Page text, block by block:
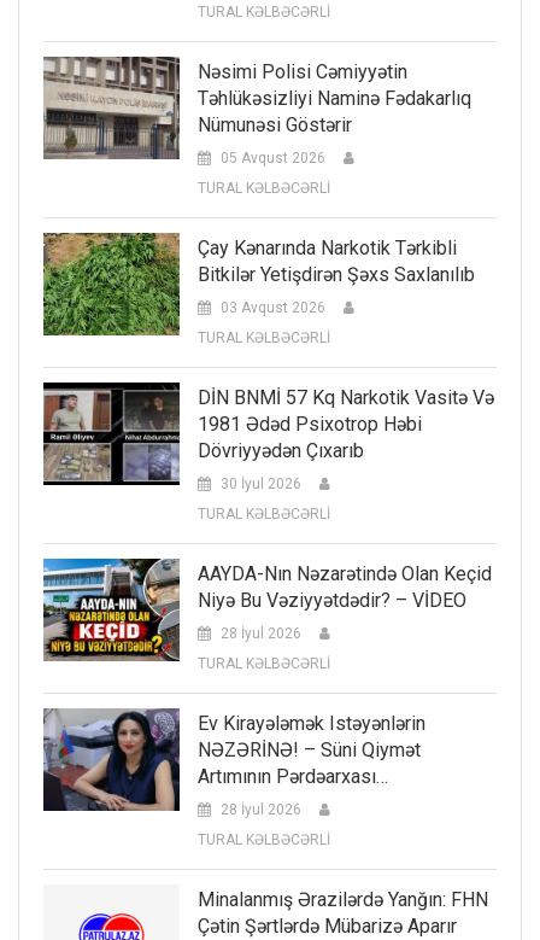
TURAL KƏLBƏCƏRLİ
Nəsimi Polisi Cəmiyyətin
Təhlükəsizliyi Naminə Fədakarlıq
Nümunəsi Göstərir
05 Avqust 2026
TURAL KƏLBƏCƏRLİ
Çay Kənarında Narkotik Tərkibli
Bitkilər Yetişdirən Şəxs Saxlanılıb
03 Avqust 2026
TURAL KƏLBƏCƏRLİ
DİN BNMİ 57 Kq Narkotik Vasitə Və
1981 Ədəd Psixotrop Həbi
Dövriyyədən Çıxarıb
30 İyul 2026
TURAL KƏLBƏCƏRLİ
AAYDA-Nın Nəzarətində Olan Keçid
Niyə Bu Vəziyyətdədir? – VİDEO
28 İyul 2026
TURAL KƏLBƏCƏRLİ
Ev Kirayələmək Istəyənlərin
NƏZƏRİNƏ! – Süni Qiymət
Artımının Pərdəarxası…
28 İyul 2026
TURAL KƏLBƏCƏRLİ
Minalanmış Ərazilərdə Yanğın: FHN
Çətin Şərtlərdə Mübarizə Aparır